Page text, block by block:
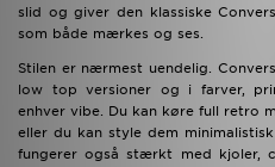
slid og giver den klassiske
som både mærkes og ses.
Stilen er nærmest uendelig.
low top versioner og i farver,
enhver vibe. Du kan køre full retro
eller du kan style dem
fungerer også stærkt med kjoler,